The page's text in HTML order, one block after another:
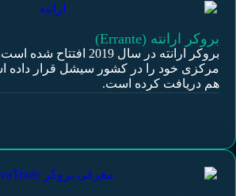
بروکر ارانته (Errante)
بروکر ارانته در سال 2019
مرکزی خود را در کشور سیشل قرار داده
هم دریافت کرده است.